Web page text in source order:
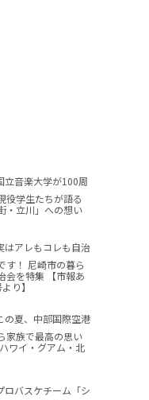
立音楽大学が100周
学生たちが語る
・立川」への想い
はアレもコレも自治
す！ 尼崎市の暮ら
会を特集 【市報あ
り】
の夏、中部国際空港
家族で最高の思い
ワイ・グアム・北
ロバスケチーム「シ